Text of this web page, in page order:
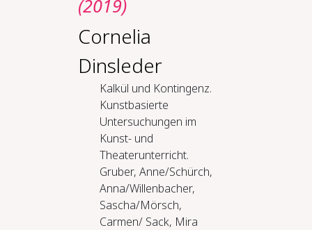
(2019)
Cornelia
Dinsleder
Kalkül und Kontingenz.
Kunstbasierte
Untersuchungen im
Kunst- und
Theaterunterricht.
Gruber, Anne/Schürch,
Anna/Willenbacher,
Sascha/Mörsch,
Carmen/ Sack, Mira